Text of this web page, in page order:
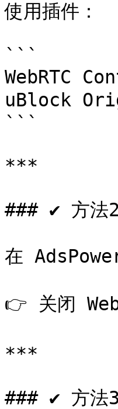
使用插件：
```
WebRTC
uBlock
```
***
### ✔ 方法2
在
👉 关闭
***
### ✔ 方法3